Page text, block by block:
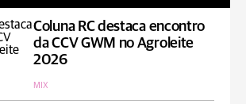
Coluna RC destaca encontro
da CCV GWM no Agroleite
2026
MIX